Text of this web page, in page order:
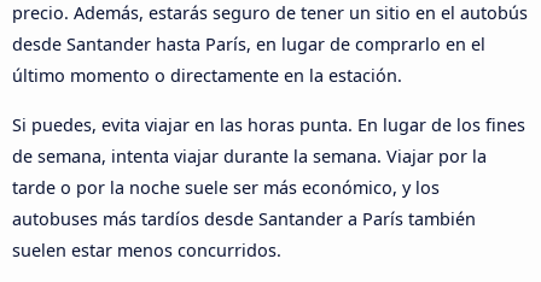
precio. Además, estarás seguro de tener un sitio en el autobús
desde Santander hasta París, en lugar de comprarlo en el
último momento o directamente en la estación.
Si puedes, evita viajar en las horas punta. En lugar de los fines
de semana, intenta viajar durante la semana. Viajar por la
tarde o por la noche suele ser más económico, y los
autobuses más tardíos desde Santander a París también
suelen estar menos concurridos.